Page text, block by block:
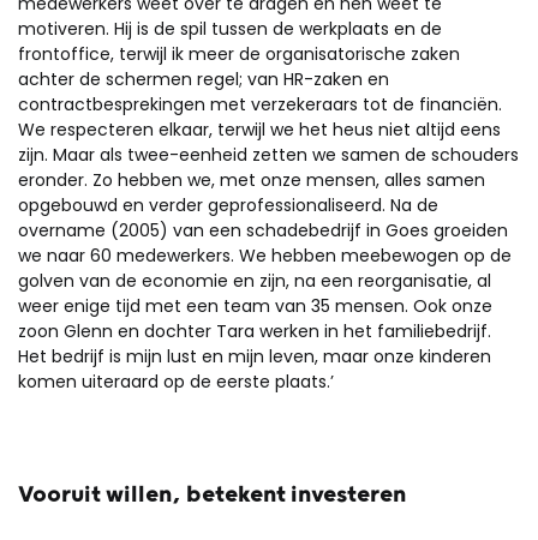
motiveren. Hij is de spil tussen de werkplaats en de
frontoffice, terwijl ik meer de organisatorische zaken
achter de schermen regel; van HR-zaken en
contractbesprekingen met verzekeraars tot de financiën.
We respecteren elkaar, terwijl we het heus niet altijd eens
zijn. Maar als twee-eenheid zetten we samen de schouders
eronder. Zo hebben we, met onze mensen, alles samen
opgebouwd en verder geprofessionaliseerd. Na de
overname (2005) van een schadebedrijf in Goes groeiden
we naar 60 medewerkers. We hebben meebewogen op de
golven van de economie en zijn, na een reorganisatie, al
weer enige tijd met een team van 35 mensen. Ook onze
zoon Glenn en dochter Tara werken in het familiebedrijf.
Het bedrijf is mijn lust en mijn leven, maar onze kinderen
komen uiteraard op de eerste plaats.’
Vooruit willen, betekent investeren